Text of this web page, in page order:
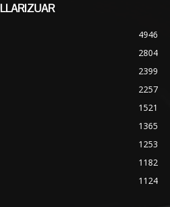
4946
2804
2399
2257
1521
1365
1253
1182
1124